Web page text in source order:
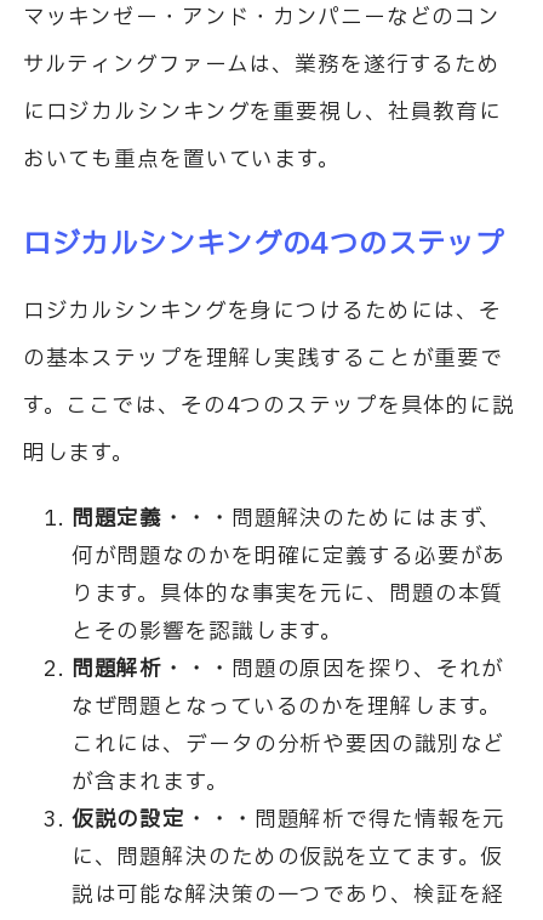
マッキンゼー・アンド・カンパニーなどのコン
サルティングファームは、業務を遂行するため
にロジカルシンキングを重要視し、社員教育に
おいても重点を置いています。
ロジカルシンキングの4つのステップ
ロジカルシンキングを身につけるためには、そ
の基本ステップを理解し実践することが重要で
す。ここでは、その4つのステップを具体的に説
明します。
問題定義・・・ 問題解決のためにはまず、
何が問題なのかを明確に定義する必要があ
ります。具体的な事実を元に、問題の本質
とその影響を認識します。
問題解析・・・ 問題の原因を探り、それが
なぜ問題となっているのかを理解します。
これには、データの分析や要因の識別など
が含まれます。
仮説の設定・・・ 問題解析で得た情報を元
に、問題解決のための仮説を立てます。仮
説は可能な解決策の一つであり、検証を経